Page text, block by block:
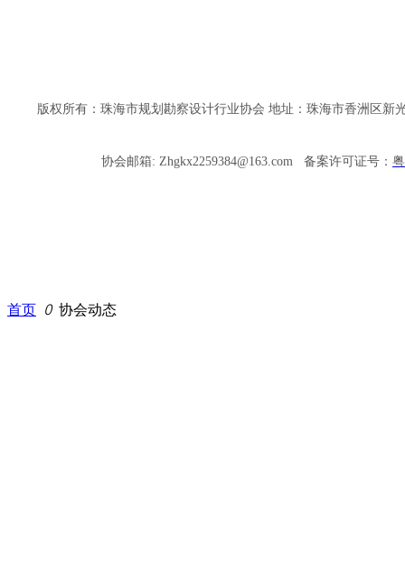
首页 ꄲ 协会动态
版权所有：珠海市规划勘察设计行业协会 地址：珠海市香洲区新
协会邮箱: Zhgkx2259384@163.com 备案许可证号：